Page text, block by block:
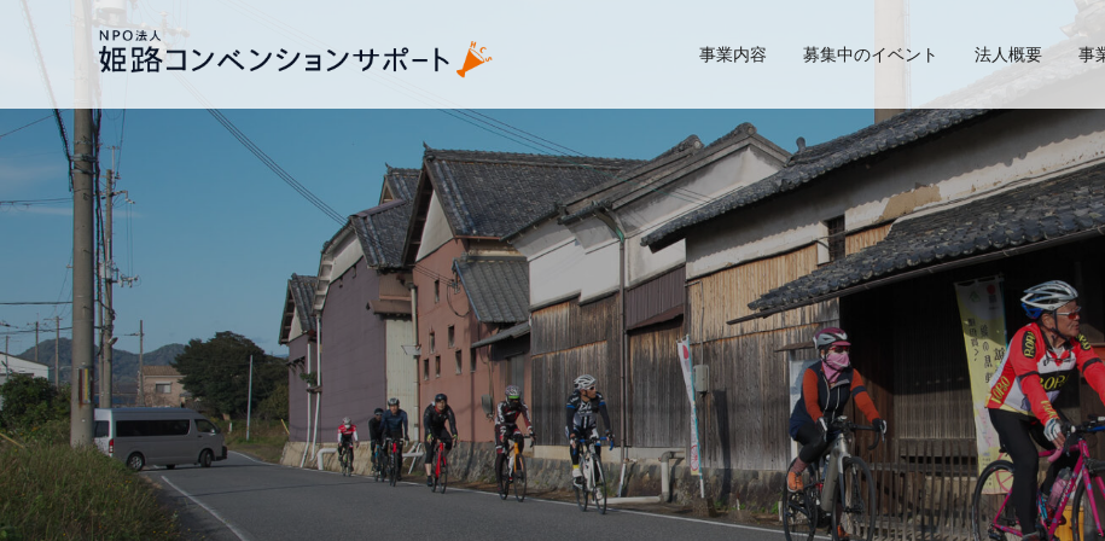
事業内容 募集中のイベント 法人概要 事